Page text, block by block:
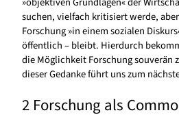
suchen, vielfach kritisiert werde,
Forschung »in einem sozialen
öffentlich – bleibt. Hierdurch
die Möglichkeit Forschung souverän
dieser Gedanke führt uns zum
2 Forschung als